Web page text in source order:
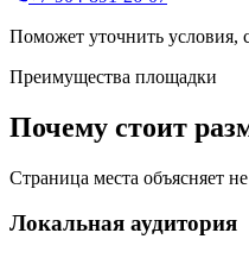
Поможет уточнить условия,
Преимущества площадки
Почему стоит
Страница места объясняет
Локальная аудитория